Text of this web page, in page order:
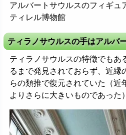
アルバートサウルスのフィギ
ティレル博物館
ティラノサウルスの手はアルバ
ティラノサウルスの特徴でもあ
るまで発見されておらず、近縁
らの類推で復元されていた（近
よりさらに大きいものであった